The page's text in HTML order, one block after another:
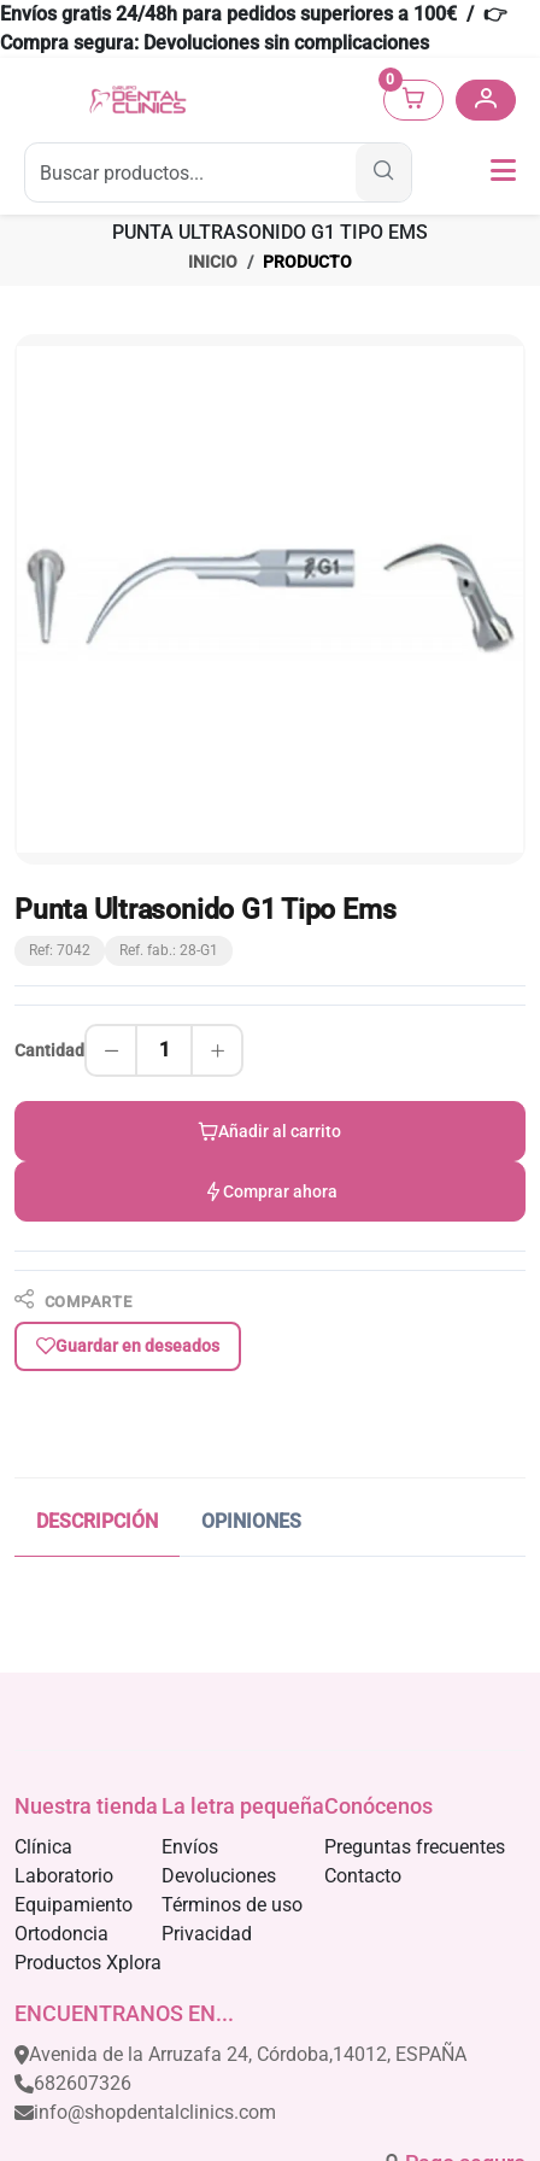
Envíos gratis 24/48h para pedidos superiores a 100€ / 👉
Compra segura: Devoluciones sin complicaciones
0
PUNTA ULTRASONIDO G1 TIPO EMS
INICIO PRODUCTO
Punta Ultrasonido G1 Tipo Ems
Ref: 7042 Ref. fab.: 28-G1
Cantidad 1
Añadir al carrito
Comprar ahora
COMPARTE
Guardar en deseados
DESCRIPCIÓN OPINIONES
Nuestra tienda
Clínica
Laboratorio
Equipamiento
Ortodoncia
Productos Xplora
La letra pequeña
Envíos
Devoluciones
Términos de uso
Privacidad
Conócenos
Preguntas frecuentes
Contacto
ENCUENTRANOS EN...
Avenida de la Arruzafa 24, Córdoba,14012, ESPAÑA
682607326
info@shopdentalclinics.com